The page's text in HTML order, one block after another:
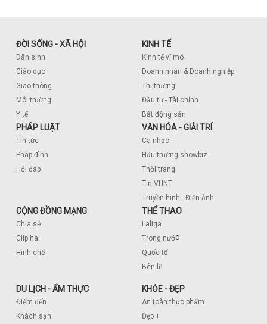
ĐỜI SỐNG - XÃ HỘI
Dân sinh
Giáo dục
Giao thông
Môi trường
Y tế
KINH TẾ
Kinh tế vĩ mô
Doanh nhân & Doanh nghiệp
Thị trường
Đầu tư - Tài chính
Bất động sản
PHÁP LUẬT
Tin tức
Pháp đình
Hỏi đáp
VĂN HÓA - GIẢI TRÍ
Ca nhạc
Hậu trường showbiz
Thời trang
Tin VHNT
Truyền hình - Điện ảnh
CỘNG ĐỒNG MẠNG
Chia sẻ
Clip hài
Hình chế
THỂ THAO
Laliga
Trong nước
Quốc tế
Bên lề
DU LỊCH - ẨM THỰC
Điểm đến
Khách sạn
KHỎE - ĐẸP
An toàn thực phẩm
Đẹp +